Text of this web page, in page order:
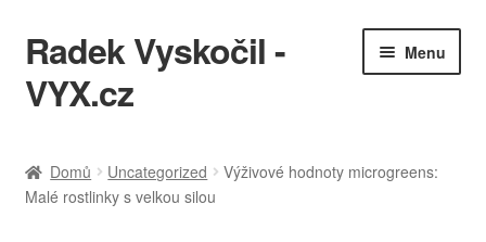
Přeskočit
na
navigaci
Přejít
k
obsahu
Radek Vyskočil -
VYX.cz
Menu
Ukázky práce
Domů Uncategorized
Výživové hodnoty microgreens:
Malé rostlinky s velkou silou